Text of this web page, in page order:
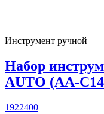
Инструмент ручной
Набор
AUTO (AA-
1922400